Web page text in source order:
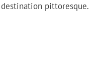
pittoresque.